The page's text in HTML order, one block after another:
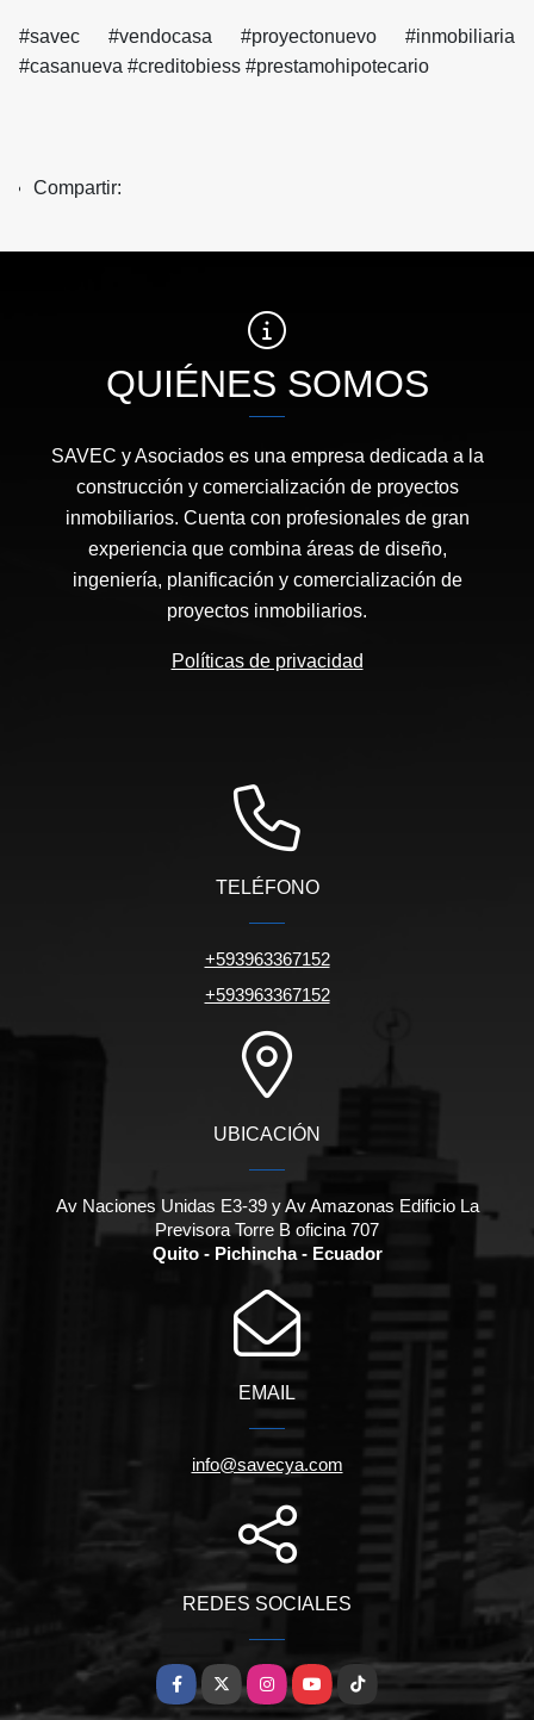
#savec #vendocasa #proyectonuevo #inmobiliaria
#casanueva #creditobiess #prestamohipotecario
Compartir:
QUIÉNES SOMOS
SAVEC y Asociados es una empresa dedicada a la
construcción y comercialización de proyectos
inmobiliarios. Cuenta con profesionales de gran
experiencia que combina áreas de diseño,
ingeniería, planificación y comercialización de
proyectos inmobiliarios.
Políticas de privacidad
TELÉFONO
+593963367152
+593963367152
UBICACIÓN
Av Naciones Unidas E3-39 y Av Amazonas Edificio La
Previsora Torre B oficina 707
Quito - Pichincha - Ecuador
EMAIL
info@savecya.com
REDES SOCIALES
Facebook
X InstagramYouTubeTikTok